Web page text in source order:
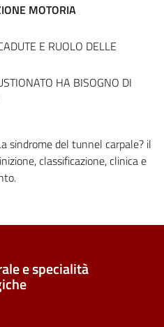
MOTORIA
E RUOLO DELLE
HA BISOGNO DI
sindrome del tunnel carpale? il
classificazione, clinica e
e specialità